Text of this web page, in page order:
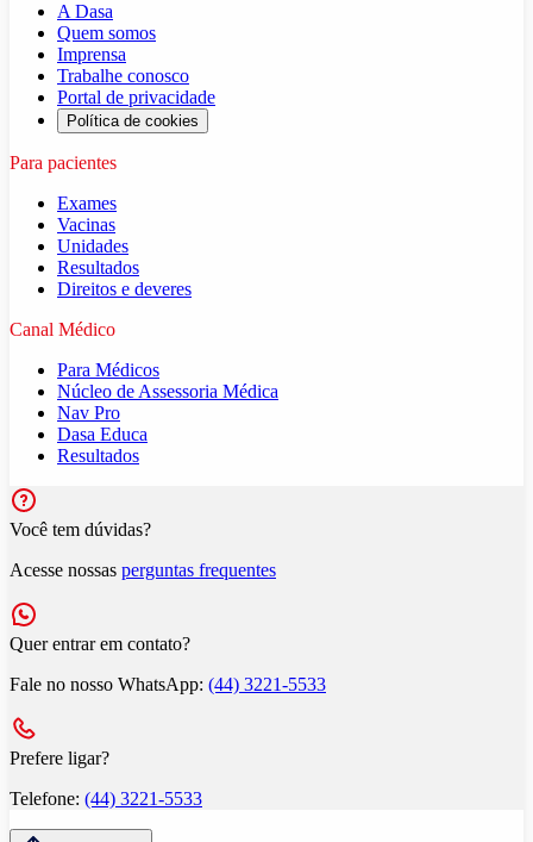
A Dasa
Quem somos
Imprensa
Trabalhe conosco
Portal de privacidade
Política de cookies
Para pacientes
Exames
Vacinas
Unidades
Resultados
Direitos e deveres
Canal Médico
Para Médicos
Núcleo de Assessoria Médica
Nav Pro
Dasa Educa
Resultados
Você tem dúvidas?
Acesse nossas perguntas frequentes
Quer entrar em contato?
Fale no nosso WhatsApp: (44) 3221-5533
Prefere ligar?
Telefone: (44) 3221-5533